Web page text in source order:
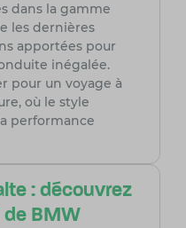
dans la gamme
les dernières
apportées pour
inégalée.
pour un voyage à
où le style
performance
: découvrez
de BMW